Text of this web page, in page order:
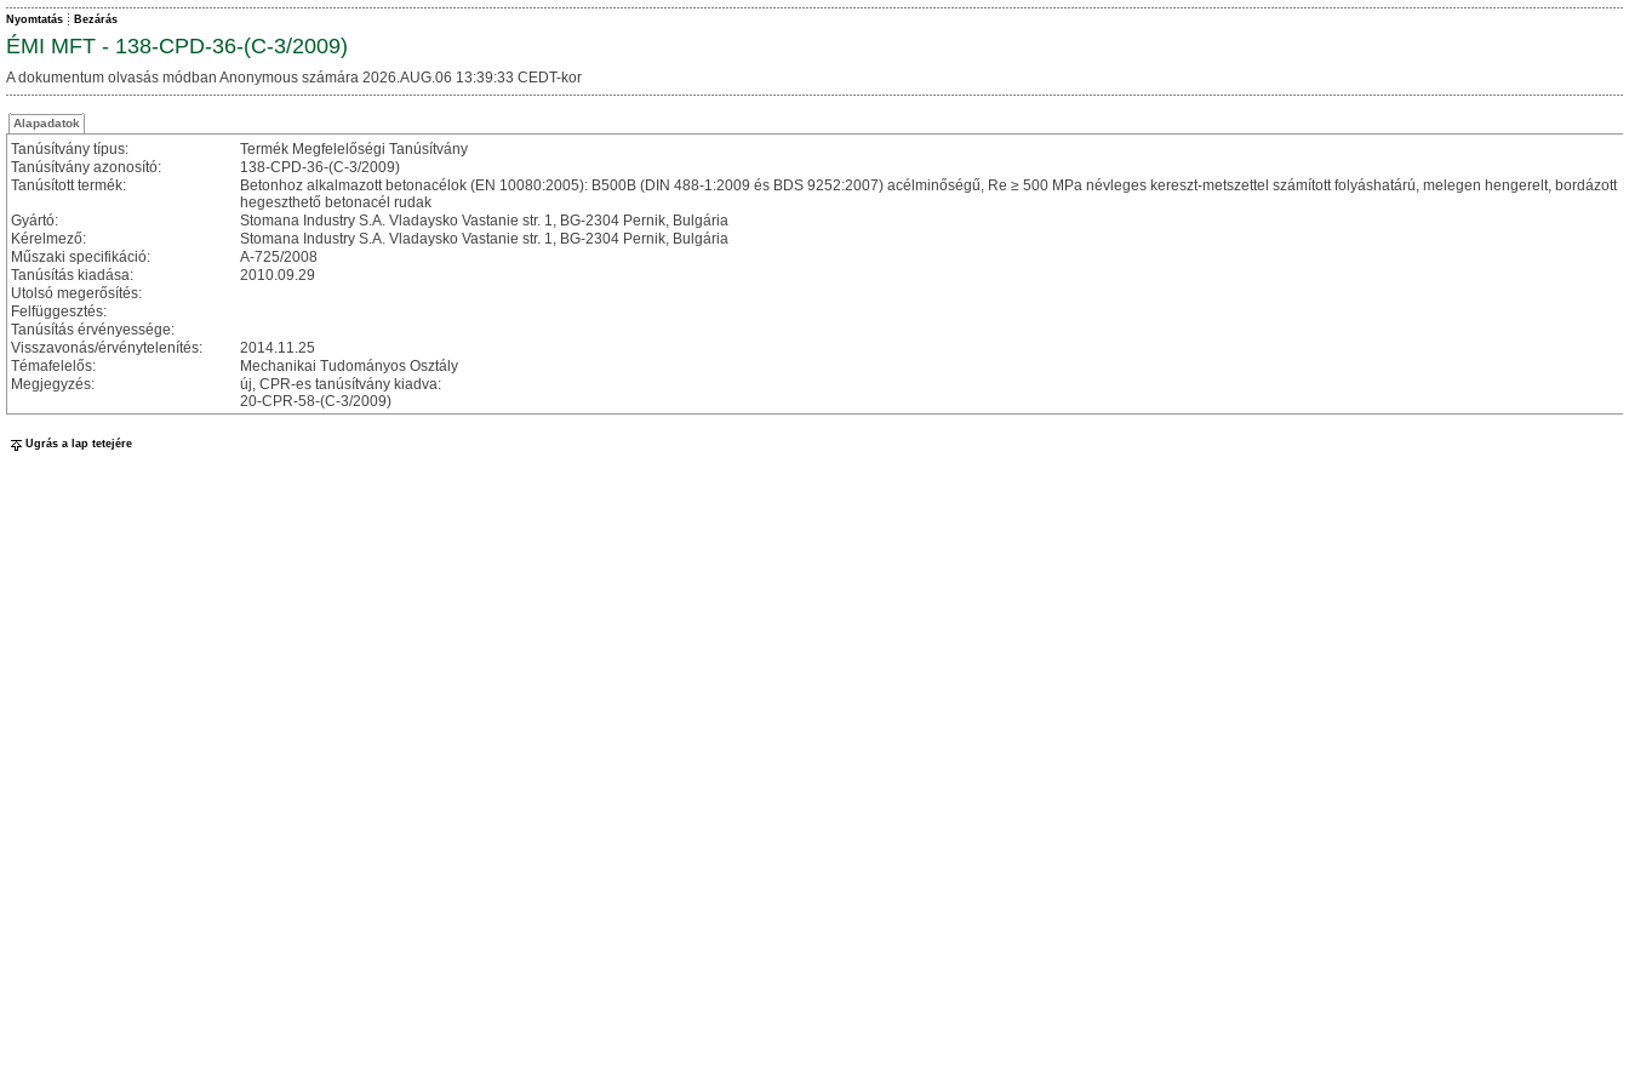
Nyomtatás Bezárás
ÉMI MFT - 138-CPD-36-(C-3/2009)
A dokumentum olvasás módban Anonymous számára 2026.AUG.06 13:39:33 CEDT-kor
Alapadatok
Tanúsítvány típus:
Termék Megfelelőségi Tanúsítvány
Tanúsítvány azonosító:
138-CPD-36-(C-3/2009)
Tanúsított termék:
Betonhoz alkalmazott betonacélok (EN 10080:2005): B500B (DIN 488-1:2009 és BDS 9252:2007) acélminőségű, Re ≥ 500 MPa névleges kereszt-metszettel számított folyáshatárú, melegen hengerelt, bordázott
hegeszthető betonacél rudak
Gyártó:
Stomana Industry S.A. Vladaysko Vastanie str. 1, BG-2304 Pernik, Bulgária
Kérelmező:
Stomana Industry S.A. Vladaysko Vastanie str. 1, BG-2304 Pernik, Bulgária
Műszaki specifikáció:
A-725/2008
Tanúsítás kiadása:
2010.09.29
Utolsó megerősítés:
Felfüggesztés:
Tanúsítás érvényessége:
Visszavonás/érvénytelenítés:
2014.11.25
Témafelelős:
Mechanikai Tudományos Osztály
Megjegyzés:
új, CPR-es tanúsítvány kiadva:
20-CPR-58-(C-3/2009)
Ugrás a lap tetejére